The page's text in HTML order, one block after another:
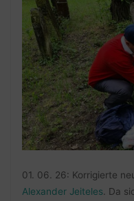
01. 06. 26: Korrigierte
Alexander Jeiteles . Da